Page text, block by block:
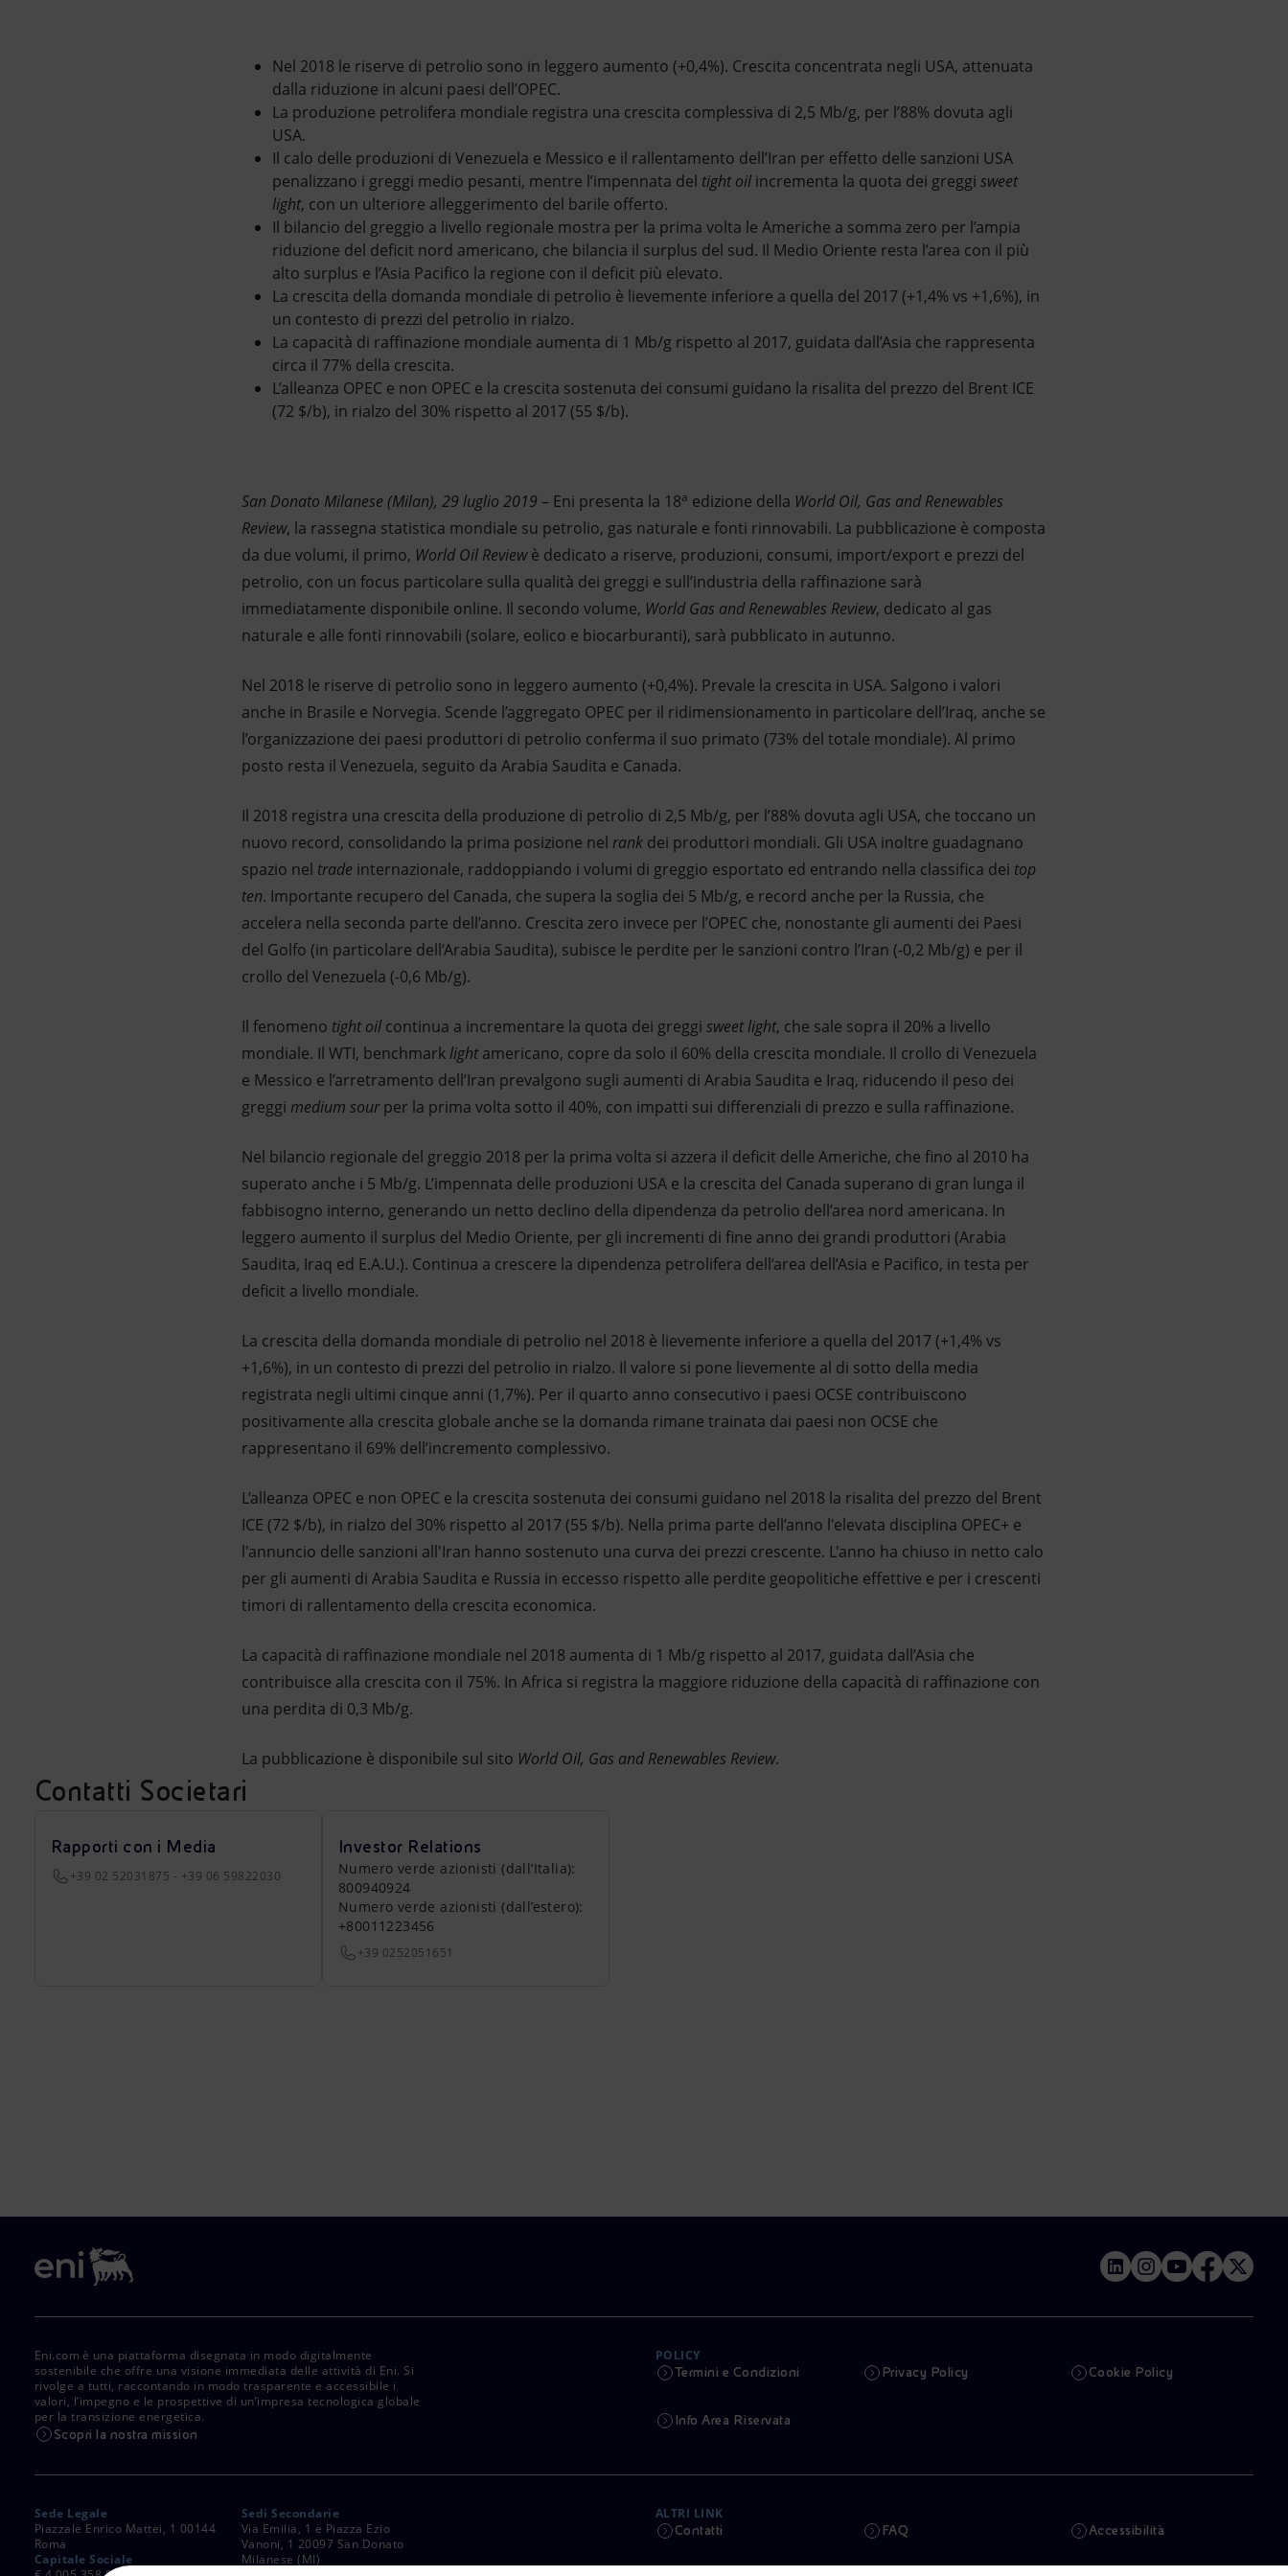
Nel 2018 le riserve di petrolio sono in leggero aumento (+0,4%). Crescita concentrata negli USA, attenuata
dalla riduzione in alcuni paesi dell’OPEC.
La produzione petrolifera mondiale registra una crescita complessiva di 2,5 Mb/g, per l’88% dovuta agli
USA.
Il calo delle produzioni di Venezuela e Messico e il rallentamento dell’Iran per effetto delle sanzioni USA
penalizzano i greggi medio pesanti, mentre l’impennata del tight oil incrementa la quota dei greggi sweet
light, con un ulteriore alleggerimento del barile offerto.
Il bilancio del greggio a livello regionale mostra per la prima volta le Americhe a somma zero per l’ampia
riduzione del deficit nord americano, che bilancia il surplus del sud. Il Medio Oriente resta l’area con il più
alto surplus e l’Asia Pacifico la regione con il deficit più elevato.
La crescita della domanda mondiale di petrolio è lievemente inferiore a quella del 2017 (+1,4% vs +1,6%), in
un contesto di prezzi del petrolio in rialzo.
La capacità di raffinazione mondiale aumenta di 1 Mb/g rispetto al 2017, guidata dall’Asia che rappresenta
circa il 77% della crescita.
L’alleanza OPEC e non OPEC e la crescita sostenuta dei consumi guidano la risalita del prezzo del Brent ICE
(72 $/b), in rialzo del 30% rispetto al 2017 (55 $/b).
San Donato Milanese (Milan), 29 luglio 2019 – Eni presenta la 18a edizione della World Oil, Gas and Renewables
Review, la rassegna statistica mondiale su petrolio, gas naturale e fonti rinnovabili. La pubblicazione è composta
da due volumi, il primo, World Oil Reviewè dedicato a riserve, produzioni, consumi, import/export e prezzi del
petrolio, con un focus particolare sulla qualità dei greggi e sull’industria della raffinazione sarà
immediatamente disponibile online. Il secondo volume, World Gas and Renewables Review, dedicato al gas
naturale e alle fonti rinnovabili (solare, eolico e biocarburanti), sarà pubblicato in autunno.
Nel 2018 le riserve di petrolio sono in leggero aumento (+0,4%). Prevale la crescita in USA. Salgono i valori
anche in Brasile e Norvegia. Scende l’aggregato OPEC per il ridimensionamento in particolare dell’Iraq, anche se
l’organizzazione dei paesi produttori di petrolio conferma il suo primato (73% del totale mondiale). Al primo
posto resta il Venezuela, seguito da Arabia Saudita e Canada.
Il 2018 registra una crescita della produzione di petrolio di 2,5 Mb/g, per l’88% dovuta agli USA, che toccano un
nuovo record, consolidando la prima posizione nel rank dei produttori mondiali. Gli USA inoltre guadagnano
spazio nel trade internazionale, raddoppiando i volumi di greggio esportato ed entrando nella classifica dei top
ten. Importante recupero del Canada, che supera la soglia dei 5 Mb/g, e record anche per la Russia, che
accelera nella seconda parte dell’anno. Crescita zero invece per l’OPEC che, nonostante gli aumenti dei Paesi
del Golfo (in particolare dell’Arabia Saudita), subisce le perdite per le sanzioni contro l’Iran (-0,2 Mb/g) e per il
crollo del Venezuela (-0,6 Mb/g).
Il fenomeno tight oil continua a incrementare la quota dei greggi sweet light, che sale sopra il 20% a livello
mondiale. Il WTI, benchmarklightamericano, copre da solo il 60% della crescita mondiale. Il crollo di Venezuela
e Messico e l’arretramento dell’Iran prevalgono sugli aumenti di Arabia Saudita e Iraq, riducendo il peso dei
greggi medium sourper la prima volta sotto il 40%, con impatti sui differenziali di prezzo e sulla raffinazione.
Nel bilancio regionale del greggio 2018 per la prima volta si azzera il deficit delle Americhe, che fino al 2010 ha
superato anche i 5 Mb/g. L’impennata delle produzioni USA e la crescita del Canada superano di gran lunga il
fabbisogno interno, generando un netto declino della dipendenza da petrolio dell’area nord americana. In
leggero aumento il surplus del Medio Oriente, per gli incrementi di fine anno dei grandi produttori (Arabia
Saudita, Iraq ed E.A.U.). Continua a crescere la dipendenza petrolifera dell’area dell’Asia e Pacifico, in testa per
deficit a livello mondiale.
La crescita della domanda mondiale di petrolio nel 2018 è lievemente inferiore a quella del 2017 (+1,4% vs
+1,6%), in un contesto di prezzi del petrolio in rialzo. Il valore si pone lievemente al di sotto della media
registrata negli ultimi cinque anni (1,7%). Per il quarto anno consecutivo i paesi OCSE contribuiscono
positivamente alla crescita globale anche se la domanda rimane trainata dai paesi non OCSE che
rappresentano il 69% dell’incremento complessivo.
L’alleanza OPEC e non OPEC e la crescita sostenuta dei consumi guidano nel 2018 la risalita del prezzo del Brent
ICE (72 $/b), in rialzo del 30% rispetto al 2017 (55 $/b). Nella prima parte dell’anno l'elevata disciplina OPEC+ e
l'annuncio delle sanzioni all'Iran hanno sostenuto una curva dei prezzi crescente. L'anno ha chiuso in netto calo
per gli aumenti di Arabia Saudita e Russia in eccesso rispetto alle perdite geopolitiche effettive e per i crescenti
timori di rallentamento della crescita economica.
La capacità di raffinazione mondiale nel 2018 aumenta di 1 Mb/g rispetto al 2017, guidata dall’Asia che
contribuisce alla crescita con il 75%. In Africa si registra la maggiore riduzione della capacità di raffinazione con
una perdita di 0,3 Mb/g.
La pubblicazione è disponibile sul sito World Oil, Gas and Renewables Review.
Contatti Societari
Rapporti con i Media
+39 02 52031875 - +39 06 59822030
Investor Relations
Numero verde azionisti (dall’Italia):
800940924
Numero verde azionisti (dall’estero):
+80011223456
+39 0252051651
Eni.com è una piattaforma disegnata in modo digitalmente
sostenibile che offre una visione immediata delle attività di Eni. Si
rivolge a tutti, raccontando in modo trasparente e accessibile i
valori, l’impegno e le prospettive di un’impresa tecnologica globale
per la transizione energetica.
Scopri la nostra mission
POLICY
Termini e Condizioni Privacy Policy Cookie Policy
Info Area Riservata
Sede Legale
Piazzale Enrico Mattei, 1 00144
Roma
Capitale Sociale
Sedi Secondarie
Via Emilia, 1 e Piazza Ezio
Vanoni, 1 20097 San Donato
Milanese (MI)
ALTRI LINK
Contatti FAQ Accessibilità